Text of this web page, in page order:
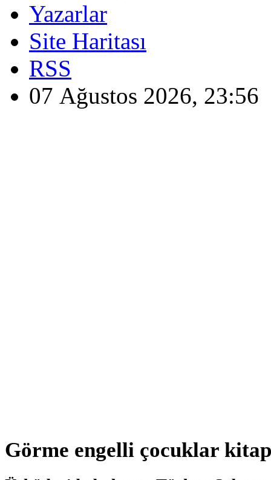
Yazarlar
Site Haritası
RSS
07 Ağustos 2026, 23:56
Görme engelli çocuklar